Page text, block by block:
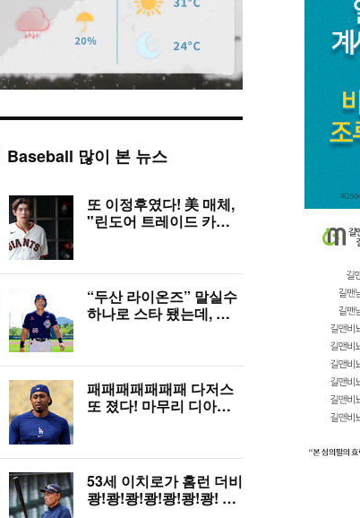
Baseball 많이 본 뉴스
또 이정후였다! 美 매체,
"린도어 트레이드 카드
“두산 라이온즈” 말실수
하나로 스타 됐는데, 왜
염 비밀병기 될까
패패패패패패패 다저스
또 졌다! 마무리 디아즈,
53세 이치로가 홈런 더비
쾅!쾅!쾅!쾅!쾅!쾅!쾅! 실